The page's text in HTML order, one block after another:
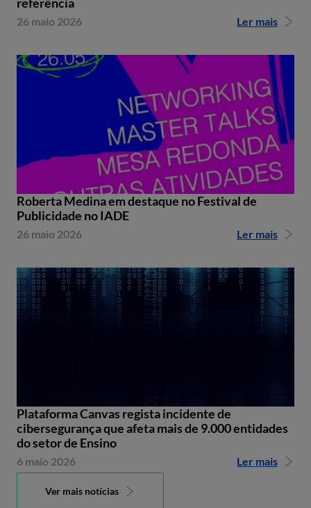
26 maio 2026 Ler mais
Roberta Medina em destaque no Festival de
Publicidade no IADE
26 maio 2026 Ler mais
Plataforma Canvas regista incidente de
cibersegurança que afeta mais de 9.000 entidades
do setor de Ensino
6 maio 2026 Ler mais
Ver mais notícias